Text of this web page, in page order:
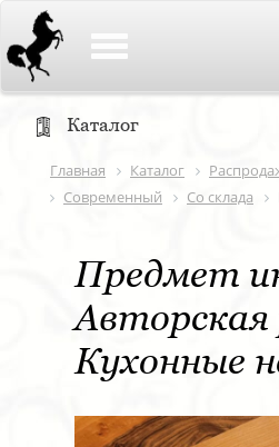
Каталог
Главная Каталог
Современный
Со склада
Предмет
Кухонные